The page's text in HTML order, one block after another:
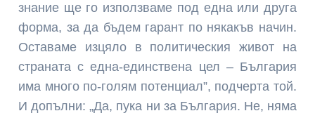
знание ще го използваме под една или друга
форма, за да бъдем гарант по някакъв начин.
Оставаме изцяло в политическия живот на
страната с една-единствена цел – България
има много по-голям потенциал”, подчерта той.
И допълни: „Да, пука ни за България. Не, няма